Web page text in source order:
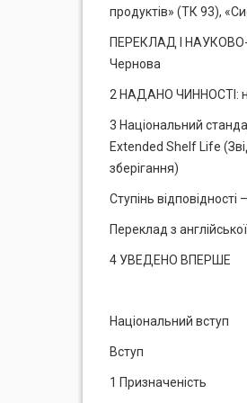
продуктів» (ТК 93),
ПЕРЕКЛАД І НАУКОВО-
Чернова
2 НАДАНО ЧИННОСТІ:
3 Національний
Extended Shelf Life
зберігання)
Ступінь відповідності
Переклад з
4 УВЕДЕНО ВПЕРШЕ
Національний вступ
Вступ
1 Призначеність